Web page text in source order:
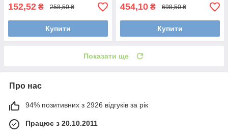
152,52 ₴ 258,50 ₴
Купити
454,10 ₴ 698,50 ₴
Купити
Показати ще
Про нас
94% позитивних з 2926 відгуків за рік
Працює з 20.10.2011